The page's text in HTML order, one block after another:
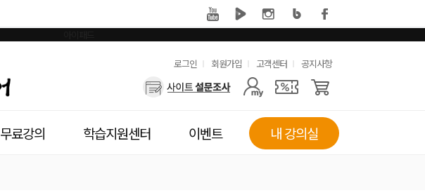
유
용
로그인 회원가입 고객센터 공지사항
사
자
메
무료강의 학습지원센터 이벤트 내 강의실